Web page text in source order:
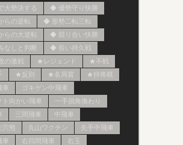
大勢決する
◆ 優勢守り快勝
らの逆転
◆ 形勢二転三転
らの大逆転
◆ 競り合い快勝
なしと判断
◆ 長い持久戦
の激戦
★レジェンド
★不戦
★反則 ★名局賞
★持将棋
車
ゴキゲン中飛車
ト向かい飛車
一手損角換わり
三間飛車
中飛車
穴熊
丸山ワクチン
先手中飛車
車
右四間飛車
右玉